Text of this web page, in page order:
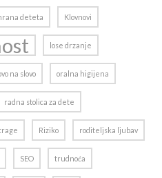
deteta Klovnovi
lose drzanje
na slovo oralna higijena
radna stolica za dete
Riziko roditeljska ljubav
SEO trudnoća